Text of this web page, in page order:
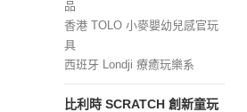
品
香港 TOLO 小麥嬰幼兒感官玩
具
西班牙 Londji 療癒玩樂系
比利時 SCRATCH 創新童玩